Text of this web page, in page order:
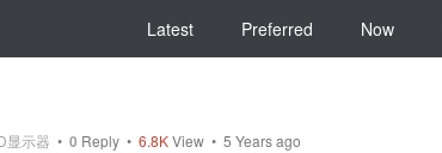
Latest Preferred Now
显示器 • 0 Reply • 6.8KView • 5 Years ago